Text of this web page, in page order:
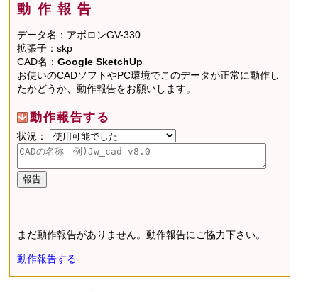
動作報告
データ名：アボロンGV-330
拡張子：skp
CAD名：Google SketchUp
お使いのCADソフトやPC環境でこのデータが正常に動作し
たかどうか、動作報告をお願いします。
動作報告する
状況：
まだ動作報告がありません。動作報告にご協力下さい。
動作報告する